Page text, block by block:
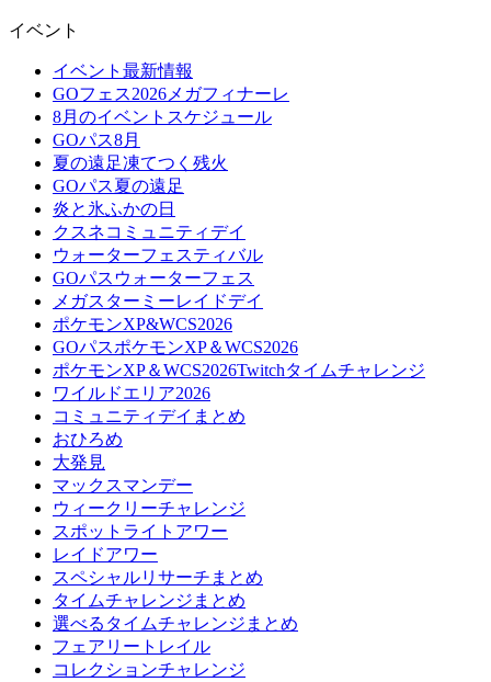
イベント
イベント最新情報
GOフェス2026メガフィナーレ
8月のイベントスケジュール
GOパス8月
夏の遠足凍てつく残火
GOパス夏の遠足
炎と氷ふかの日
クスネコミュニティデイ
ウォーターフェスティバル
GOパスウォーターフェス
メガスターミーレイドデイ
ポケモンXP&WCS2026
GOパスポケモンXP＆WCS2026
ポケモンXP＆WCS2026Twitchタイムチャレンジ
ワイルドエリア2026
コミュニティデイまとめ
おひろめ
大発見
マックスマンデー
ウィークリーチャレンジ
スポットライトアワー
レイドアワー
スペシャルリサーチまとめ
タイムチャレンジまとめ
選べるタイムチャレンジまとめ
フェアリートレイル
コレクションチャレンジ